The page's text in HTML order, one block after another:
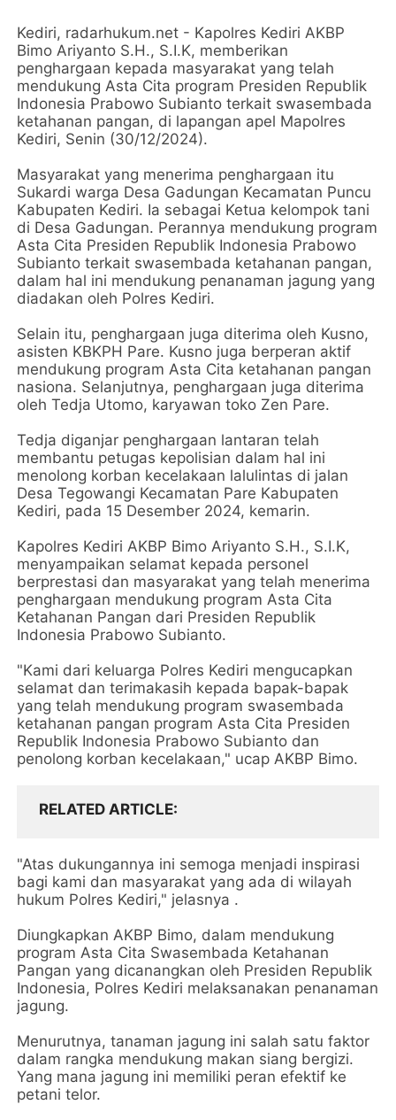
Kediri, radarhukum.net - Kapolres Kediri AKBP
Bimo Ariyanto S.H., S.I.K, memberikan
penghargaan kepada masyarakat yang telah
mendukung Asta Cita program Presiden Republik
Indonesia Prabowo Subianto terkait swasembada
ketahanan pangan, di lapangan apel Mapolres
Kediri, Senin (30/12/2024).
Masyarakat yang menerima penghargaan itu
Sukardi warga Desa Gadungan Kecamatan Puncu
Kabupaten Kediri. Ia sebagai Ketua kelompok tani
di Desa Gadungan. Perannya mendukung program
Asta Cita Presiden Republik Indonesia Prabowo
Subianto terkait swasembada ketahanan pangan,
dalam hal ini mendukung penanaman jagung yang
diadakan oleh Polres Kediri.
Selain itu, penghargaan juga diterima oleh Kusno,
asisten KBKPH Pare. Kusno juga berperan aktif
mendukung program Asta Cita ketahanan pangan
nasiona. Selanjutnya, penghargaan juga diterima
oleh Tedja Utomo, karyawan toko Zen Pare.
Tedja diganjar penghargaan lantaran telah
membantu petugas kepolisian dalam hal ini
menolong korban kecelakaan lalulintas di jalan
Desa Tegowangi Kecamatan Pare Kabupaten
Kediri, pada 15 Desember 2024, kemarin.
Kapolres Kediri AKBP Bimo Ariyanto S.H., S.I.K,
menyampaikan selamat kepada personel
berprestasi dan masyarakat yang telah menerima
penghargaan mendukung program Asta Cita
Ketahanan Pangan dari Presiden Republik
Indonesia Prabowo Subianto.
"Kami dari keluarga Polres Kediri mengucapkan
selamat dan terimakasih kepada bapak-bapak
yang telah mendukung program swasembada
ketahanan pangan program Asta Cita Presiden
Republik Indonesia Prabowo Subianto dan
penolong korban kecelakaan," ucap AKBP Bimo.
RELATED ARTICLE
"Atas dukungannya ini semoga menjadi inspirasi
bagi kami dan masyarakat yang ada di wilayah
hukum Polres Kediri," jelasnya .
Diungkapkan AKBP Bimo, dalam mendukung
program Asta Cita Swasembada Ketahanan
Pangan yang dicanangkan oleh Presiden Republik
Indonesia, Polres Kediri melaksanakan penanaman
jagung.
Menurutnya, tanaman jagung ini salah satu faktor
dalam rangka mendukung makan siang bergizi.
Yang mana jagung ini memiliki peran efektif ke
petani telor.